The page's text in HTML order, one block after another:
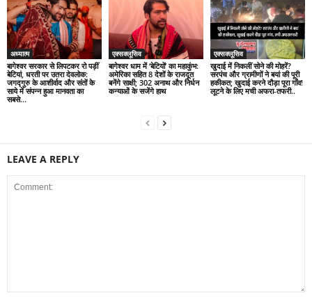
अध्यात्म
बागेश्वर सरकार से लिपटकर रो पड़ीं
बेटियां, धरती पर उतरा देवलोक:
जगद्गुरु के आशीर्वाद और संतों के
साये में संपन्न हुआ मानवता का
सबसे...
एक्सक्लूसिव
बागेश्वर धाम में ‘बेटियों’ का महाकुंभ:
अमेरिका सहित 8 देशों के राजदूत
बनेंगे साक्षी; 302 अनाथ और निर्धन
कन्याओं के सजेंगे हाथ
एक्सक्लूसिव
खुदाई में निकलीं सोने की मोहरें?
सरपंच और ग्रामीणों ने बयां की पूरी
हकीकत; खुदाई करने दौड़ा पूरा गाँव!
लूटने के लिए मची अफरा-तफरी..
LEAVE A REPLY